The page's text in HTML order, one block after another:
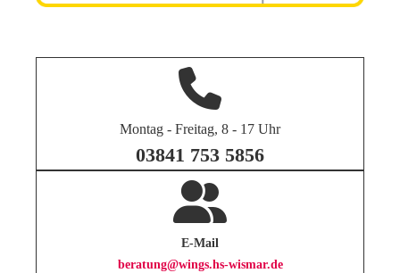
Montag - Freitag, 8 - 17 Uhr
03841 753 5856
E-Mail
beratung@wings.hs-wismar.de